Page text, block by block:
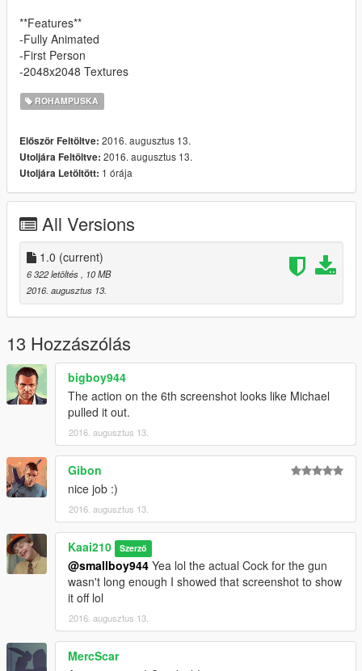
**Features**
-Fully Animated
-First Person
-2048x2048 Textures
ROHAMPUSKA
Először Feltöltve: 2016. augusztus 13.
Utoljára Feltöltve: 2016. augusztus 13.
Utoljára Letöltött: 1 órája
All Versions
1.0 (current)
6 322 letöltés, 10 MB
2016. augusztus 13.
13 Hozzászólás
bigboy944
The action on the 6th screenshot looks like Michael
pulled it out.
2016. augusztus 13.
Gibon
nice job :)
2016. augusztus 13.
Kaai210 Szerző
@smallboy944 Yea lol the actual Cock for the gun
wasn't long enough I showed that screenshot to show
it off lol
2016. augusztus 13.
MercScar